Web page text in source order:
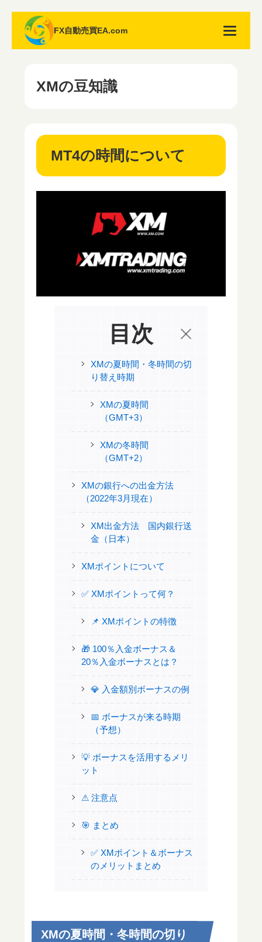
FX自動売買EA.com
XMの豆知識
MT4の時間について
目次
XMの夏時間・冬時間の切
り替え時期
XMの夏時間
（GMT+3）
XMの冬時間
（GMT+2）
XMの銀行への出金方法
（2022年3月現在）
XM出金方法 国内銀行送
金（日本）
XMポイントについて
✅ XMポイントって何？
📌 XMポイントの特徴
🎁 100％入金ボーナス＆
20％入金ボーナスとは？
💎 入金額別ボーナスの例
📅 ボーナスが来る時期
（予想）
💡 ボーナスを活用するメリ
ット
⚠ 注意点
🎯 まとめ
✅ XMポイント＆ボーナス
のメリットまとめ
XMの夏時間・冬時間の切り